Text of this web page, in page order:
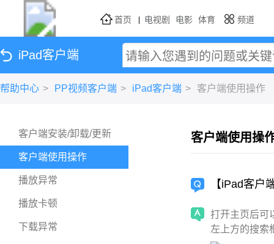
首页 电视剧 电影 体育
频道
iPad客户端
帮助中心 > PP视频客户端 > iPad客户端 > 客户端使用操作
客户端使用操
【iPad客户
打开主页后可
左上方的搜索
客户端安装/卸载/更新
客户端使用操作
播放异常
播放卡顿
下载异常